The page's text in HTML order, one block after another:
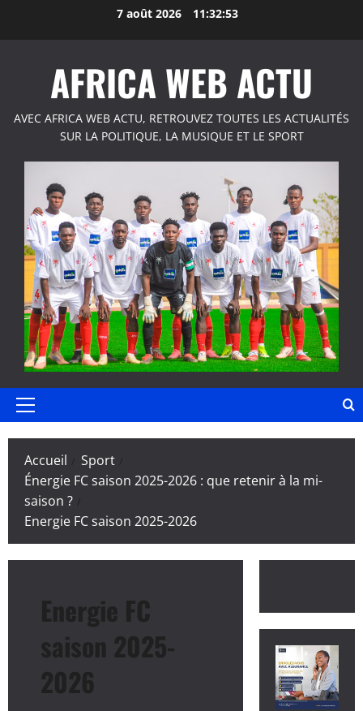
7 août 2026 11:32:53
AFRICA WEB ACTU
AVEC AFRICA WEB ACTU, RETROUVEZ TOUTES LES ACTUALITÉS
SUR LA POLITIQUE, LA MUSIQUE ET LE SPORT
Menu
Accueil
Sport
Énergie FC saison 2025-2026 : que retenir à la mi-
saison ?
Energie FC saison 2025-2026
Energie FC
saison 2025-
2026